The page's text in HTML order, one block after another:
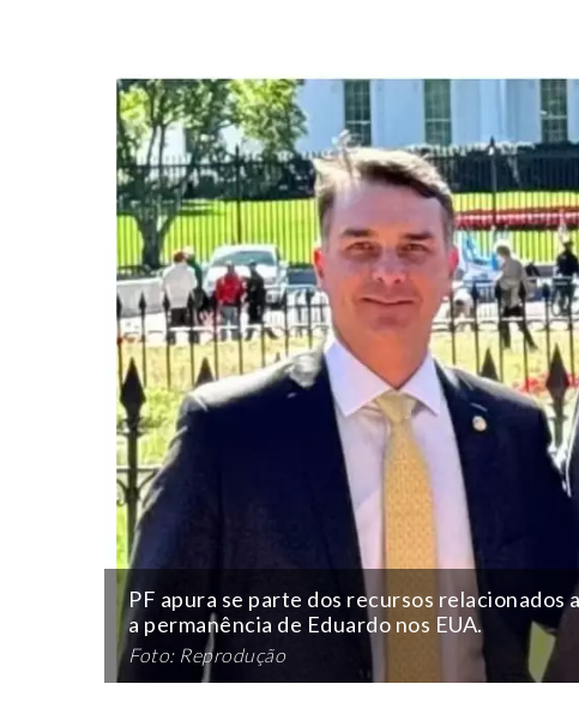
PF apura se parte dos recursos
a permanência de Eduardo nos EUA.
Foto: Reprodução